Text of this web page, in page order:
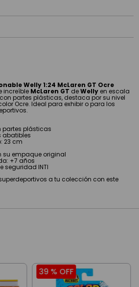
Welly 1:24 McLaren GT Ocre
increíble McLaren GT deWelly en escala
partes plásticas, destaca por su nivel
Ocre. Ideal para exhibir o para los
partes plásticas
abatibles
23 cm
su empaque original
+7 años
seguridad INTI
a tu colección con este
39 % OFF